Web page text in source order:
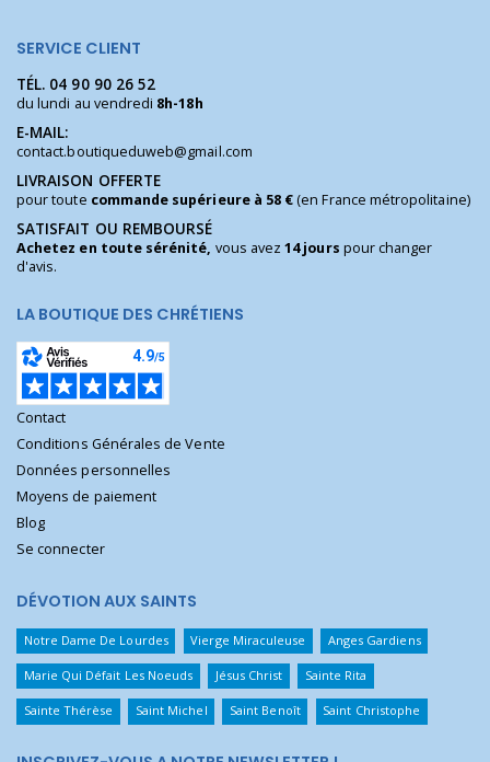
SERVICE CLIENT
TÉL. 04 90 90 26 52
du lundi au vendredi 8h-18h
E-MAIL:
contact.boutiqueduweb@gmail.com
LIVRAISON OFFERTE
pour toute commande supérieure à 58 €(en France métropolitaine)
SATISFAIT OU REMBOURSÉ
Achetez en toute sérénité, vous avez14 jours pour changer
d'avis.
LA BOUTIQUE DES CHRÉTIENS
Contact
Conditions Générales de Vente
Données personnelles
Moyens de paiement
Blog
Se connecter
DÉVOTION AUX SAINTS
Notre Dame De Lourdes Vierge Miraculeuse Anges Gardiens
Marie Qui Défait Les Noeuds Jésus Christ Sainte Rita
Sainte Thérèse Saint Michel Saint Benoît Saint Christophe